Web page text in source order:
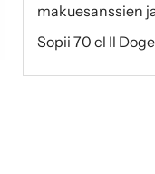
makuesanssien
Sopii 70 cl Il